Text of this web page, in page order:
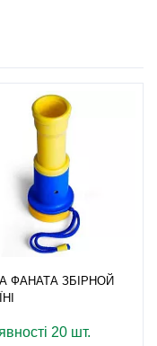
ФАНАТА ЗБІРНОЙ
20 шт.